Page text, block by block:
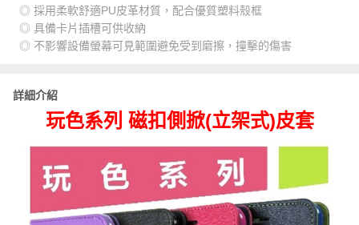
◎ 採用柔軟舒適PU皮革材質，配合優質塑料殼框
◎ 具備卡片插槽可供收納
◎ 不影響設備螢幕可見範圍避免受到磨擦，撞擊的傷害
詳細介紹
玩色系列 磁扣側掀(立架式)皮套